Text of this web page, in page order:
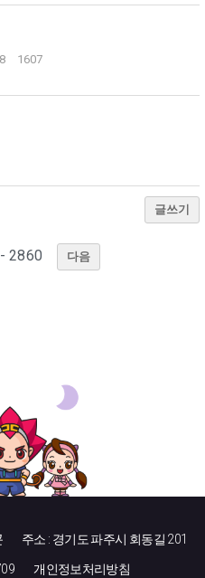
1607
글쓰기
2860 다음
주소 : 경기도 파주시 회동길 201
개인정보처리방침